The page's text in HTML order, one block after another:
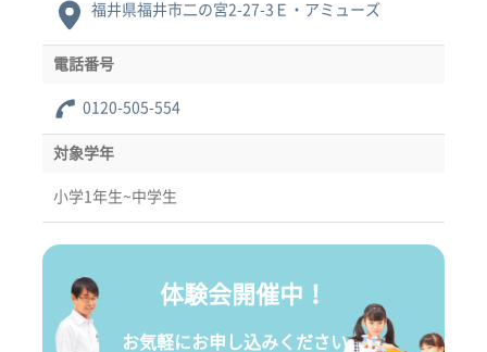
福井県福井市二の宮2-27-3Ｅ・アミューズ
電話番号
0120-505-554
対象学年
小学1年生~中学生
体験会開催中！
お気軽にお申し込みください。